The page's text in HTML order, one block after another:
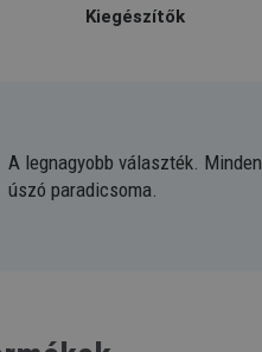
Kiegészítők
A legnagyobb választék. Minden
úszó paradicsoma.